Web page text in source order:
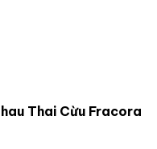
Thai Cừu Fracora